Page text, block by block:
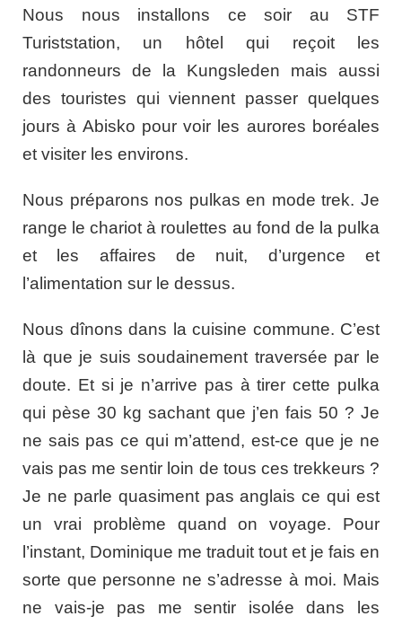
Nous nous installons ce soir au STF
Turiststation, un hôtel qui reçoit les
randonneurs de la Kungsleden mais aussi
des touristes qui viennent passer quelques
jours à Abisko pour voir les aurores boréales
et visiter les environs.
Nous préparons nos pulkas en mode trek. Je
range le chariot à roulettes au fond de la pulka
et les affaires de nuit, d’urgence et
l’alimentation sur le dessus.
Nous dînons dans la cuisine commune. C’est
là que je suis soudainement traversée par le
doute. Et si je n’arrive pas à tirer cette pulka
qui pèse 30 kg sachant que j’en fais 50 ? Je
ne sais pas ce qui m’attend, est-ce que je ne
vais pas me sentir loin de tous ces trekkeurs ?
Je ne parle quasiment pas anglais ce qui est
un vrai problème quand on voyage. Pour
l’instant, Dominique me traduit tout et je fais en
sorte que personne ne s’adresse à moi. Mais
ne vais-je pas me sentir isolée dans les